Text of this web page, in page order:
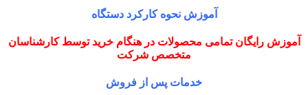
آموزش نحوه کارکرد دستگاه
آموزش رایگان تمامی محصولات در هنگام خرید توسط کارشناسان
متخصص شرکت
خدمات پس از فروش